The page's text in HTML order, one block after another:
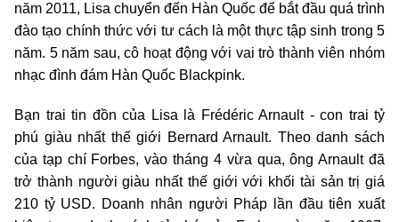
năm 2011, Lisa chuyển đến Hàn Quốc để bắt đầu quá trình
đào tạo chính thức với tư cách là một thực tập sinh trong 5
năm. 5 năm sau, cô hoạt động với vai trò thành viên nhóm
nhạc đình đám Hàn Quốc Blackpink.
Bạn trai tin đồn của Lisa là Frédéric Arnault - con trai tỷ
phú giàu nhất thế giới Bernard Arnault. Theo danh sách
của tạp chí Forbes, vào tháng 4 vừa qua, ông Arnault đã
trở thành người giàu nhất thế giới với khối tài sản trị giá
210 tỷ USD. Doanh nhân người Pháp lần đầu tiên xuất